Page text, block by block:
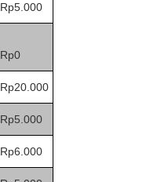
Rp5.000
Rp0
Rp20.000
Rp5.000
Rp6.000